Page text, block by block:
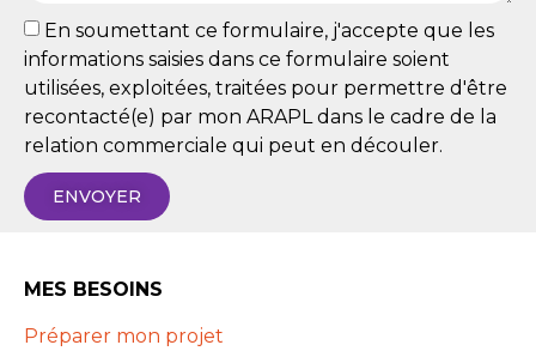
En soumettant ce formulaire, j'accepte que les
informations saisies dans ce formulaire soient
utilisées, exploitées, traitées pour permettre d'être
recontacté(e) par mon ARAPL dans le cadre de la
relation commerciale qui peut en découler.
ENVOYER
MES BESOINS
Préparer mon projet